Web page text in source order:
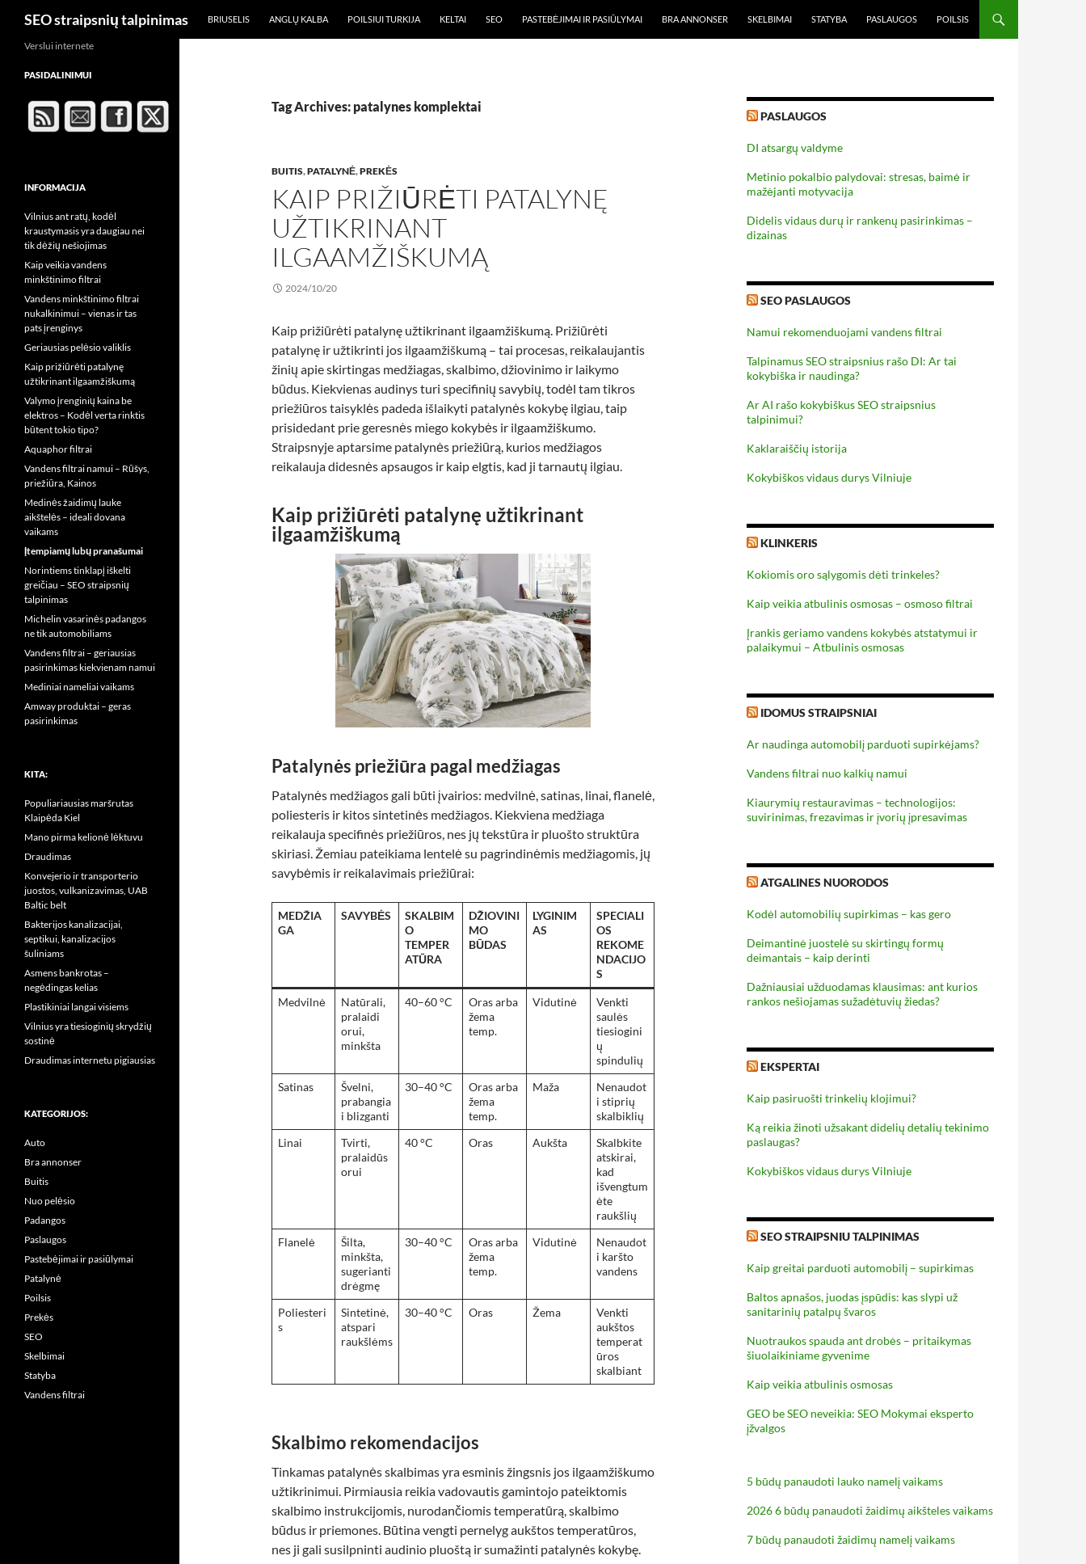
SEO straipsnių talpinimas BRIUSELIS ANGLŲ KALBA POILSIUI TURKIJA KELTAI SEO PASTEBĖJIMAI IR PASIŪLYMAI BRA ANNONSER SKELBIMAI STATYBA PASLAUGOS POILSIS
Tag Archives: patalynes komplektai
BUITIS,PATALYNĖ,PREKĖS
KAIP PRIŽIŪRĖTI PATALYNĘ
UŽTIKRINANT
ILGAAMŽIŠKUMĄ
2024/10/20
Kaip prižiūrėti patalynę užtikrinant ilgaamžiškumą. Prižiūrėti
patalynę ir užtikrinti jos ilgaamžiškumą – tai procesas, reikalaujantis
žinių apie skirtingas medžiagas, skalbimo, džiovinimo ir laikymo
būdus. Kiekvienas audinys turi specifinių savybių, todėl tam tikros
priežiūros taisyklės padeda išlaikyti patalynės kokybę ilgiau, taip
prisidedant prie geresnės miego kokybės ir ilgaamžiškumo.
Straipsnyje aptarsime patalynės priežiūrą, kurios medžiagos
reikalauja didesnės apsaugos ir kaip elgtis, kad ji tarnautų ilgiau.
Kaip prižiūrėti patalynę užtikrinant
ilgaamžiškumą
Patalynės priežiūra pagal medžiagas
Patalynės medžiagos gali būti įvairios: medvilnė, satinas, linai, flanelė,
poliesteris ir kitos sintetinės medžiagos. Kiekviena medžiaga
reikalauja specifinės priežiūros, nes jų tekstūra ir pluošto struktūra
skiriasi. Žemiau pateikiama lentelė su pagrindinėmis medžiagomis, jų
savybėmis ir reikalavimais priežiūrai:
MEDŽIA
GA
SAVYBĖS
SKALBIM
O
TEMPER
ATŪRA
DŽIOVINI
MO
BŪDAS
LYGINIM
AS
SPECIALI
OS
REKOME
NDACIJO
S
Medvilnė
Natūrali,
pralaidi
orui,
minkšta
40–60 °C
Oras arba
žema
temp.
Vidutinė
Venkti
saulės
tiesiogini
ų
spindulių
Satinas
Švelni,
prabangia
i blizganti
30–40 °C
Oras arba
žema
temp.
Maža
Nenaudot
i stiprių
skalbiklių
Linai
Tvirti,
pralaidūs
orui
40 °C Oras Aukšta
Skalbkite
atskirai,
kad
išvengtum
ėte
raukšlių
Flanelė
Šilta,
minkšta,
sugerianti
drėgmę
30–40 °C
Oras arba
žema
temp.
Vidutinė
Nenaudot
i karšto
vandens
Poliesteri
s
Sintetinė,
atspari
raukšlėms
30–40 °C Oras Žema
Venkti
aukštos
temperat
ūros
skalbiant
Skalbimo rekomendacijos
Tinkamas patalynės skalbimas yra esminis žingsnis jos ilgaamžiškumo
užtikrinimui. Pirmiausia reikia vadovautis gamintojo pateiktomis
skalbimo instrukcijomis, nurodančiomis temperatūrą, skalbimo
būdus ir priemones. Būtina vengti pernelyg aukštos temperatūros,
nes ji gali susilpninti audinio pluoštą ir sumažinti patalynės kokybę.
PASLAUGOS
DI atsargų valdyme
Metinio pokalbio palydovai: stresas, baimė ir
mažėjanti motyvacija
Didelis vidaus durų ir rankenų pasirinkimas –
dizainas
SEO PASLAUGOS
Namui rekomenduojami vandens filtrai
Talpinamus SEO straipsnius rašo DI: Ar tai
kokybiška ir naudinga?
Ar AI rašo kokybiškus SEO straipsnius
talpinimui?
Kaklaraiščių istorija
Kokybiškos vidaus durys Vilniuje
KLINKERIS
Kokiomis oro sąlygomis dėti trinkeles?
Kaip veikia atbulinis osmosas – osmoso filtrai
Įrankis geriamo vandens kokybės atstatymui ir
palaikymui – Atbulinis osmosas
IDOMUS STRAIPSNIAI
Ar naudinga automobilį parduoti supirkėjams?
Vandens filtrai nuo kalkių namui
Kiaurymių restauravimas – technologijos:
suvirinimas, frezavimas ir įvorių įpresavimas
ATGALINES NUORODOS
Kodėl automobilių supirkimas – kas gero
Deimantinė juostelė su skirtingų formų
deimantais – kaip derinti
Dažniausiai užduodamas klausimas: ant kurios
rankos nešiojamas sužadėtuvių žiedas?
EKSPERTAI
Kaip pasiruošti trinkelių klojimui?
Ką reikia žinoti užsakant didelių detalių tekinimo
paslaugas?
Kokybiškos vidaus durys Vilniuje
SEO STRAIPSNIU TALPINIMAS
Kaip greitai parduoti automobilį – supirkimas
Baltos apnašos, juodas įspūdis: kas slypi už
sanitarinių patalpų švaros
Nuotraukos spauda ant drobės – pritaikymas
šiuolaikiniame gyvenime
Kaip veikia atbulinis osmosas
GEO be SEO neveikia: SEO Mokymai eksperto
įžvalgos
5 būdų panaudoti lauko namelį vaikams
2026 6 būdų panaudoti žaidimų aikšteles vaikams
7 būdų panaudoti žaidimų namelį vaikams
Verslui internete
PASIDALINIMUI
INFORMACIJA
Vilnius ant ratų, kodėl
kraustymasis yra daugiau nei
tik dėžių nešiojimas
Kaip veikia vandens
minkštinimo filtrai
Vandens minkštinimo filtrai
nukalkinimui – vienas ir tas
pats įrenginys
Geriausias pelėsio valiklis
Kaip prižiūrėti patalynę
užtikrinant ilgaamžiškumą
Valymo įrenginių kaina be
elektros – Kodėl verta rinktis
būtent tokio tipo?
Aquaphor filtrai
Vandens filtrai namui – Rūšys,
priežiūra, Kainos
Medinės žaidimų lauke
aikštelės – ideali dovana
vaikams
Įtempiamų lubų pranašumai
Norintiems tinklapį iškelti
greičiau – SEO straipsnių
talpinimas
Michelin vasarinės padangos
ne tik automobiliams
Vandens filtrai – geriausias
pasirinkimas kiekvienam namui
Mediniai nameliai vaikams
Amway produktai – geras
pasirinkimas
KITA:
Populiariausias maršrutas
Klaipėda Kiel
Mano pirma kelionė lėktuvu
Draudimas
Konvejerio ir transporterio
juostos, vulkanizavimas, UAB
Baltic belt
Bakterijos kanalizacijai,
septikui, kanalizacijos
šuliniams
Asmens bankrotas –
negėdingas kelias
Plastikiniai langai visiems
Vilnius yra tiesioginių skrydžių
sostinė
Draudimas internetu pigiausias
KATEGORIJOS:
Auto
Bra annonser
Buitis
Nuo pelėsio
Padangos
Paslaugos
Pastebėjimai ir pasiūlymai
Patalynė
Poilsis
Prekės
SEO
Skelbimai
Statyba
Vandens filtrai